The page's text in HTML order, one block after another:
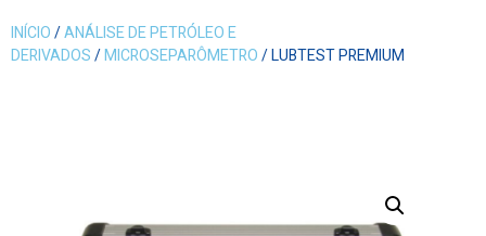
INÍCIO/ANÁLISE DE PETRÓLEO E
DERIVADOS/MICROSEPARÔMETRO/ LUBTEST PREMIUM